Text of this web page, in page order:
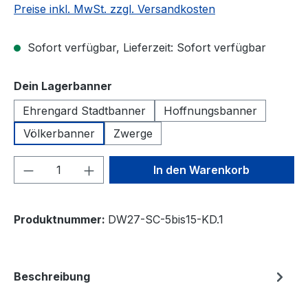
Preise inkl. MwSt. zzgl. Versandkosten
Sofort verfügbar, Lieferzeit: Sofort verfügbar
Dein Lagerbanner
Ehrengard Stadtbanner
Hoffnungsbanner
Völkerbanner
Zwerge
Produkt Anzahl: Gib denIn den Warenkorb
Produktnummer: DW27-SC-5bis15-KD.1
Beschreibung